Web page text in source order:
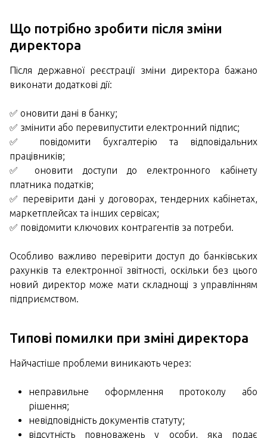
Що потрібно зробити після зміни
директора
Після державної реєстрації зміни директора бажано
виконати додаткові дії:
✅ оновити дані в банку;
✅ змінити або перевипустити електронний підпис;
✅ повідомити бухгалтерію та відповідальних
працівників;
✅ оновити доступи до електронного кабінету
платника податків;
✅ перевірити дані у договорах, тендерних кабінетах,
маркетплейсах та інших сервісах;
✅ повідомити ключових контрагентів за потреби.
Особливо важливо перевірити доступ до банківських
рахунків та електронної звітності, оскільки без цього
новий директор може мати складнощі з управлінням
підприємством.
Типові помилки при зміні директора
Найчастіше проблеми виникають через:
неправильне оформлення протоколу або
рішення;
невідповідність документів статуту;
відсутність повноважень у особи, яка подає